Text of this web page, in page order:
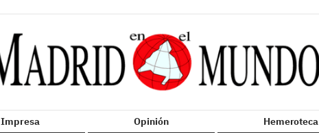
Opinión Hemeroteca